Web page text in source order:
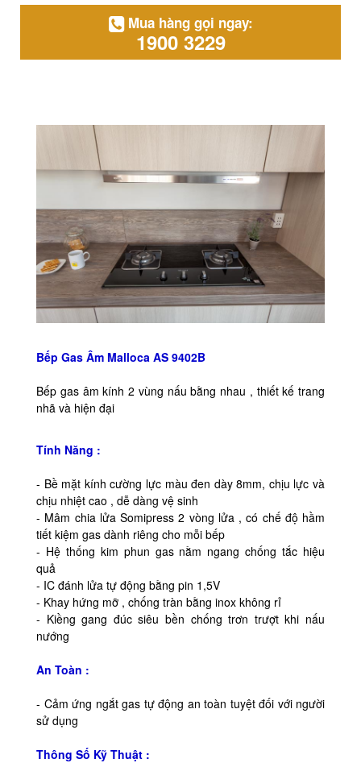
Mua hàng gọi ngay:
1900 3229
Bếp Gas Âm Malloca AS 9402B
Bếp gas âm kính 2 vùng nấu bằng nhau , thiết kế trang
nhã và hiện đại
Tính Năng :
- Bề mặt kính cường lực màu đen dày 8mm, chịu lực và
chịu nhiệt cao , dễ dàng vệ sinh
- Mâm chia lửa Somipress 2 vòng lửa , có chế độ hầm
tiết kiệm gas dành riêng cho mỗi bếp
- Hệ thống kim phun gas nằm ngang chống tắc hiệu
quả
- IC đánh lửa tự động bằng pin 1,5V
- Khay hứng mỡ , chống tràn bằng inox không rỉ
- Kiềng gang đúc siêu bền chống trơn trượt khi nấu
nướng
An Toàn :
- Cảm ứng ngắt gas tự động an toàn tuyệt đối với người
sử dụng
Thông Số Kỹ Thuật :